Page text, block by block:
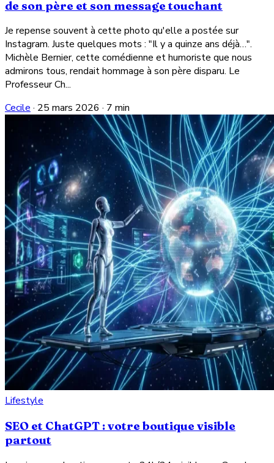
de son père et son message touchant
Je repense souvent à cette photo qu'elle a postée sur
Instagram. Juste quelques mots : "Il y a quinze ans déjà…".
Michèle Bernier, cette comédienne et humoriste que nous
admirons tous, rendait hommage à son père disparu. Le
Professeur Ch...
Cecile · 25 mars 2026 · 7 min
Lifestyle
SEO et ChatGPT : votre boutique visible
partout